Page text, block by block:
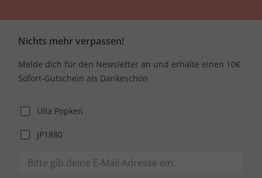
Nichts mehr verpassen!
Melde dich für den Newsletter an und erhalte einen 10€
Sofort-Gutschein als Dankeschön
Ulla Popken
JP1880